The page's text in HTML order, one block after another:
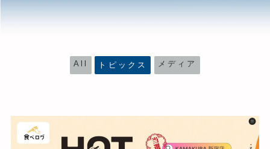
All トピックス メディア